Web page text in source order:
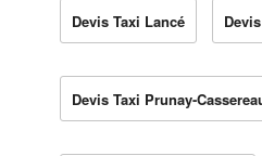
Devis Taxi Lancé
Devis Taxi Prunay-